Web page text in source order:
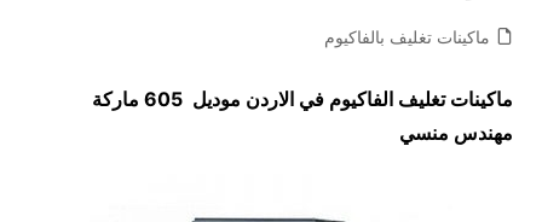
ماكينات تغليف بالفاكيوم
ماكينات تغليف الفاكيوم في الاردن موديل 605 ماركة
مهندس منسي